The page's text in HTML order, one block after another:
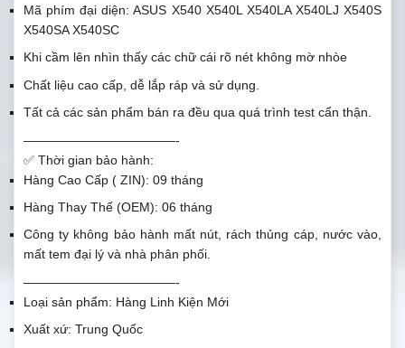
Mã phím đại diện: ASUS X540 X540L X540LA X540LJ X540S
X540SA X540SC
Khi cầm lên nhìn thấy các chữ cái rõ nét không mờ nhòe
Chất liệu cao cấp, dễ lắp ráp và sử dụng.
Tất cả các sản phẩm bán ra đều qua quá trình test cẩn thận.
————————————-
✅ Thời gian bảo hành:
Hàng Cao Cấp ( ZIN): 09 tháng
Hàng Thay Thế (OEM): 06 tháng
Công ty không bảo hành mất nút, rách thủng cáp, nước vào,
mất tem đại lý và nhà phân phối.
————————————-
Loại sản phẩm: Hàng Linh Kiện Mới
Xuất xứ: Trung Quốc